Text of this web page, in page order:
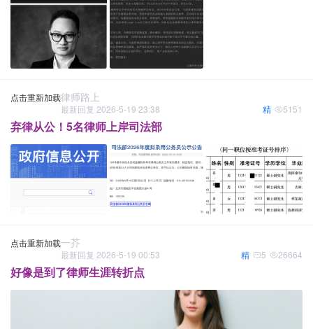
点击重新加载律师路上
最新回复 2026-5-19 23:38 5151
精
弃律从公！5名律师上岸司法部
点击重新加载一芥
最新回复 2026-5-19 00:53 26664
5
精
好像是到了律师生涯转折点